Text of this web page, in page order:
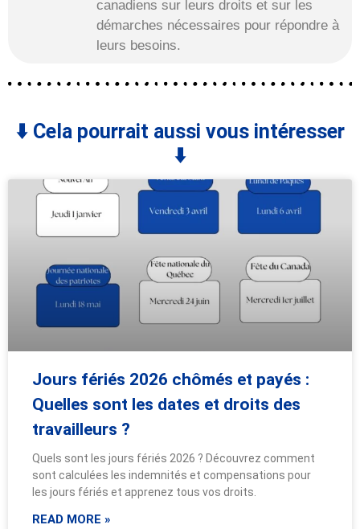
canadiens sur leurs droits et sur les
démarches nécessaires pour répondre à
leurs besoins.
⬇️ Cela pourrait aussi vous intéresser
⬇️
Jours fériés 2026 chômés et payés :
Quelles sont les dates et droits des
travailleurs ?
Quels sont les jours fériés 2026 ? Découvrez comment
sont calculées les indemnités et compensations pour
les jours fériés et apprenez tous vos droits.
READ MORE »